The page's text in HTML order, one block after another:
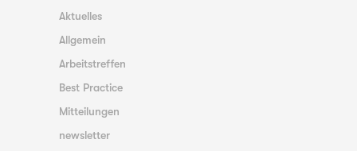
Aktuelles
Allgemein
Arbeitstreffen
Best Practice
Mitteilungen
newsletter